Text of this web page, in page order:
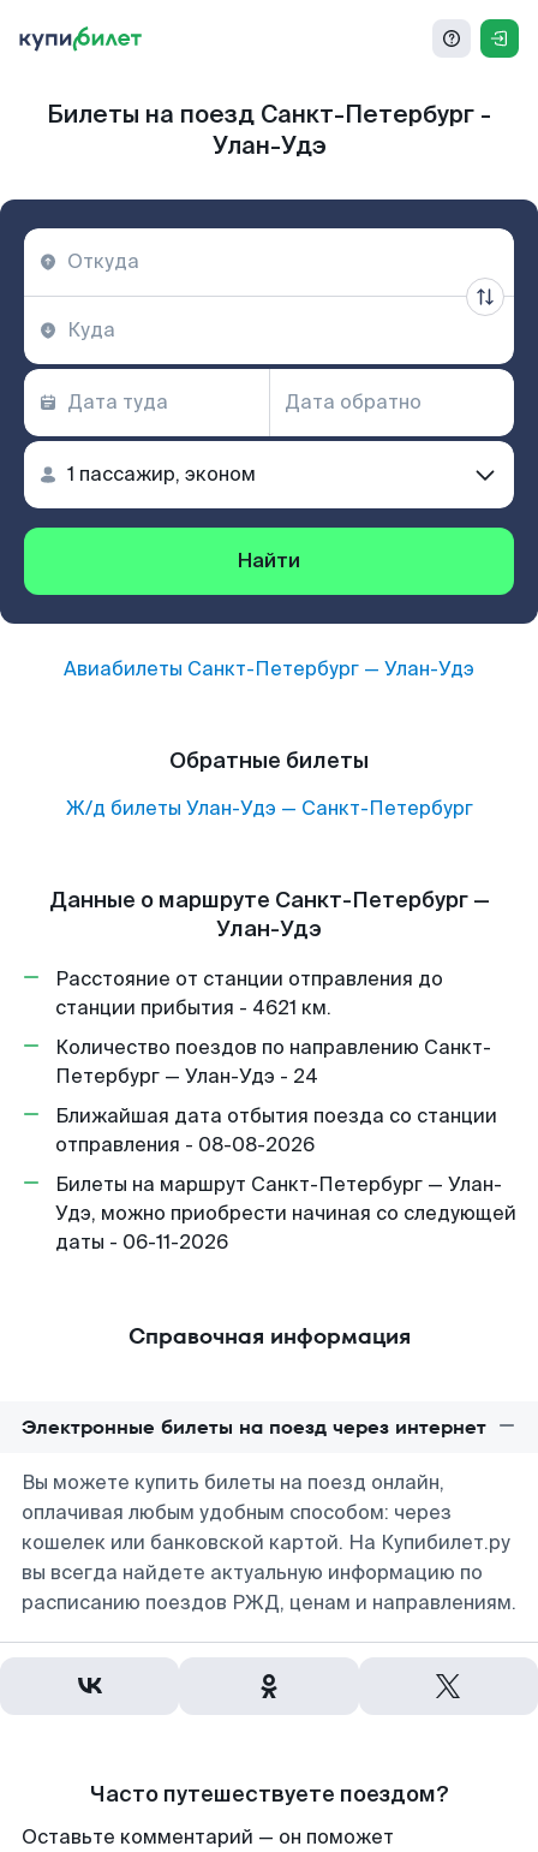
Билеты на поезд Санкт-Петербург -
Улан-Удэ
Найти
Авиабилеты Санкт-Петербург — Улан-Удэ
Обратные билеты
Ж/д билеты Улан-Удэ — Санкт-Петербург
Данные о маршруте Санкт-Петербург —
Улан-Удэ
Расстояние от станции отправления до
станции прибытия - 4621 км.
Количество поездов по направлению Санкт-
Петербург — Улан-Удэ - 24
Ближайшая дата отбытия поезда со станции
отправления - 08-08-2026
Билеты на маршрут Санкт-Петербург — Улан-
Удэ, можно приобрести начиная со следующей
даты - 06-11-2026
Справочная информация
Электронные билеты на поезд через интернет
Вы можете купить билеты на поезд онлайн,
оплачивая любым удобным способом: через
кошелек или банковской картой. На Купибилет.ру
вы всегда найдете актуальную информацию по
расписанию поездов РЖД, ценам и направлениям.
Часто путешествуете поездом?
Оставьте комментарий — он поможет